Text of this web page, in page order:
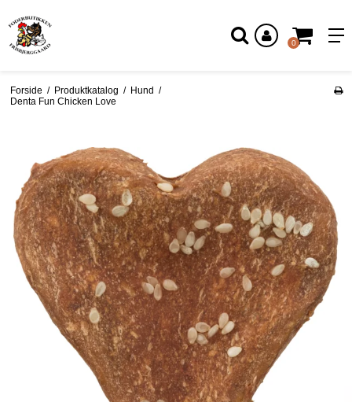
Log ind
0
Forside / Produktkatalog / Hund /
Denta Fun Chicken Love